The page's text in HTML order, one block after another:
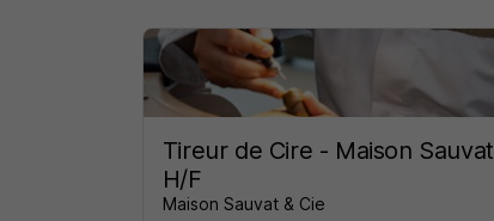
Tireur de Cire - Maison Sauvat
H/F
Maison Sauvat & Cie